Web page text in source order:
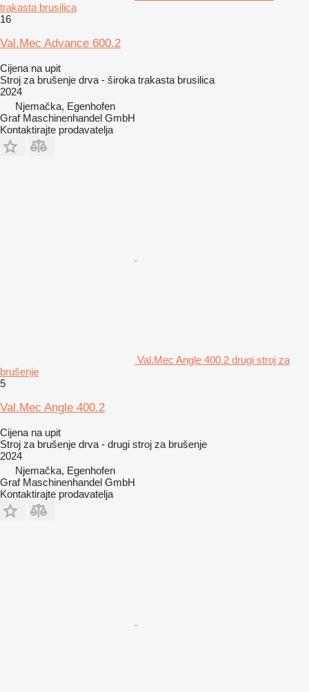
trakasta brusilica
16
Val.Mec Advance 600.2
Cijena na upit
Stroj za brušenje drva - široka trakasta brusilica
2024
Njemačka, Egenhofen
Graf Maschinenhandel GmbH
Kontaktirajte prodavatelja
Val.Mec Angle 400.2 drugi stroj za
brušenje
5
Val.Mec Angle 400.2
Cijena na upit
Stroj za brušenje drva - drugi stroj za brušenje
2024
Njemačka, Egenhofen
Graf Maschinenhandel GmbH
Kontaktirajte prodavatelja